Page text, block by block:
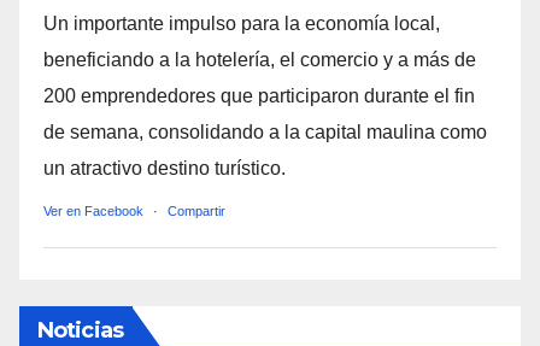
Un importante impulso para la economía local,
beneficiando a la hotelería, el comercio y a más de
200 emprendedores que participaron durante el fin
de semana, consolidando a la capital maulina como
un atractivo destino turístico.
Ver en Facebook · Compartir
Noticias